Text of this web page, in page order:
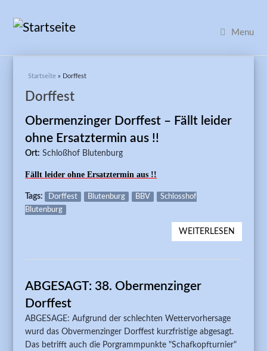
Menu
Sie sind hier
Startseite » Dorffest
Dorffest
Obermenzinger Dorffest – Fällt leider
ohne Ersatztermin aus !!
Ort: Schloßhof Blutenburg
Fällt leider ohne Ersatztermin aus !!
Tags: Dorffest Blutenburg BBV
Schlosshof
Blutenburg
WEITERLESEN
ABGESAGT: 38. Obermenzinger
Dorffest
ABGESAGE: Aufgrund der schlechten Wettervorhersage
wurd das Obvermenzinger Dorffest kurzfristige abgesagt.
Das betrifft auch die Porgrammpunkte "Schafkopfturnier"